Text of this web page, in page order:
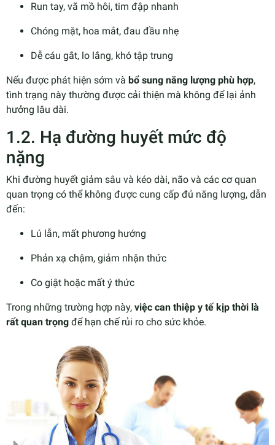
Run tay, vã mồ hôi, tim đập nhanh
Chóng mặt, hoa mắt, đau đầu nhẹ
Dễ cáu gắt, lo lắng, khó tập trung
Nếu được phát hiện sớm và bổ sung năng lượng phù hợp,
tình trạng này thường được cải thiện mà không để lại ảnh
hưởng lâu dài.
1.2. Hạ đường huyết mức độ
nặng
Khi đường huyết giảm sâu và kéo dài, não và các cơ quan
quan trọng có thể không được cung cấp đủ năng lượng, dẫn
đến:
Lú lẫn, mất phương hướng
Phản xạ chậm, giảm nhận thức
Co giật hoặc mất ý thức
Trong những trường hợp này, việc can thiệp y tế kịp thời là
rất quan trọng để hạn chế rủi ro cho sức khỏe.